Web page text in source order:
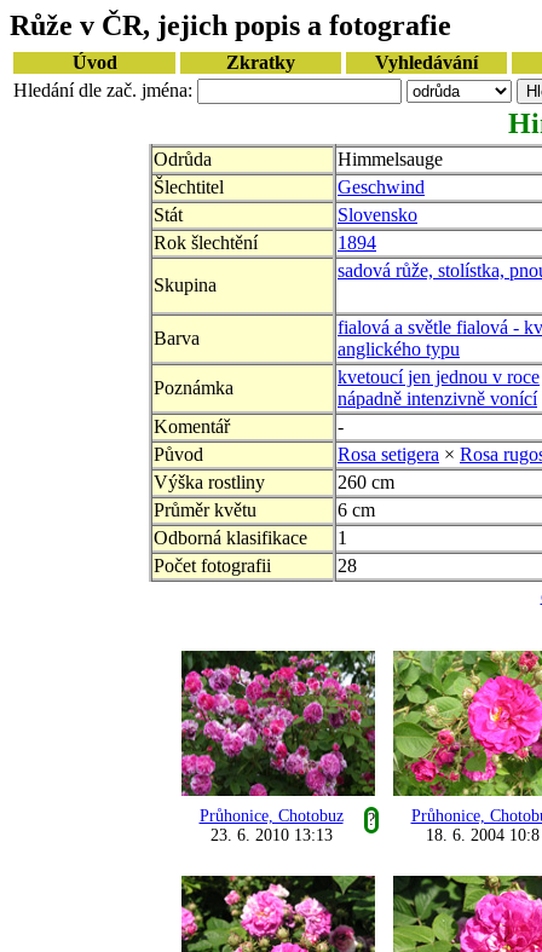
Růže v ČR, jejich popis a fotografie
Úvod Zkratky
Vyhledávání
Hledání dle zač. jména:
Odrůda
Himmelsauge
Šlechtitel
Geschwind
Stát
Slovensko
Rok šlechtění
1894
Skupina
sadová růže, stolístka,
Barva
fialová a světle fialová -
anglického typu
Poznámka
kvetoucí jen jednou v roce
nápadně intenzivně vonící
Komentář
-
Původ
Rosa setigera × Rosa
Výška rostliny
260 cm
Průměr květu
6 cm
Odborná klasifikace
1
Počet fotografii
28
Průhonice, Chotobuz
?
23. 6. 2010 13:13
Průhonice,
18. 6. 2004 10:8